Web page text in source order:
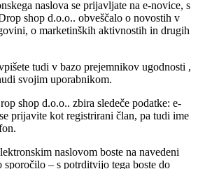
naslova se prijavljate na e-novice, s
shop d.o.o.. obveščalo o novostih v
o marketinških aktivnostih in drugih
tudi v bazo prejemnikov ugodnosti ,
svojim uporabnikom.
shop d.o.o.. zbira sledeče podatke: e-
prijavite kot registrirani član, pa tudi ime
naslovom boste na navedeni
– s potrditvijo tega boste do